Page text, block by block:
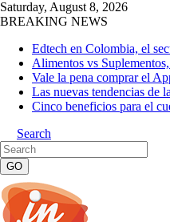
Saturday, August 8, 2026
BREAKING NEWS
Edtech en Colombia, el
Alimentos vs
Vale la pena comprar el
Las nuevas tendencias de
Cinco beneficios para el
Search